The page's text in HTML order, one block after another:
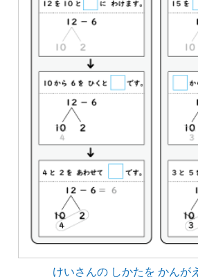
けいさんの しかたを かんが